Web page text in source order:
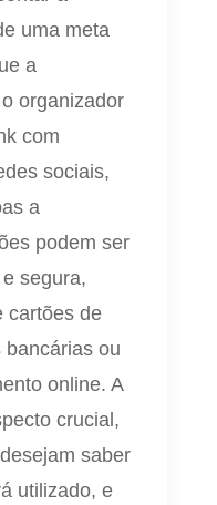
uma meta
a
organizador
com
sociais,
a
podem ser
segura,
cartões de
ou
online. A
crucial,
saber
utilizado, e